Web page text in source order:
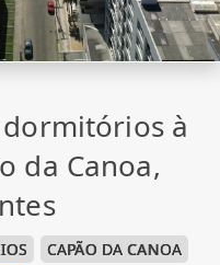
à
da Canoa,
CAPÃO DA CANOA